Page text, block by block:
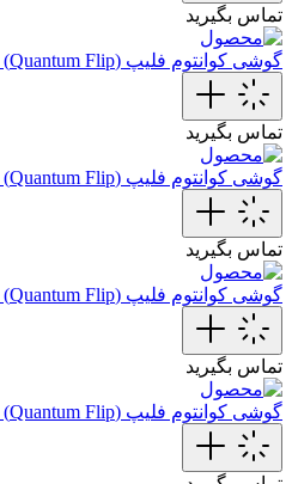
تماس بگیرید
گوشی کوانتوم فلیپ (Quantum Flip)
تماس بگیرید
گوشی کوانتوم فلیپ (Quantum Flip)
تماس بگیرید
گوشی کوانتوم فلیپ (Quantum Flip)
تماس بگیرید
گوشی کوانتوم فلیپ (Quantum Flip)